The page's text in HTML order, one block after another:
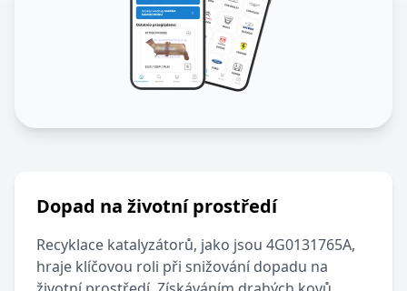
Dopad na životní prostředí
Recyklace katalyzátorů, jako jsou 4G0131765A,
hraje klíčovou roli při snižování dopadu na